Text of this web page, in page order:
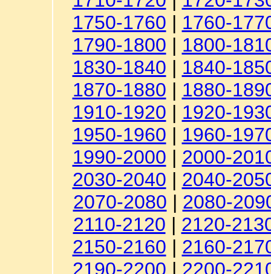
1750-1760 | 1760-
1790-1800 | 1800-
1830-1840 | 1840-
1870-1880 | 1880-
1910-1920 | 1920-
1950-1960 | 1960-
1990-2000 | 2000-
2030-2040 | 2040-
2070-2080 | 2080-
2110-2120 | 2120-
2150-2160 | 2160-
2190-2200 | 2200-